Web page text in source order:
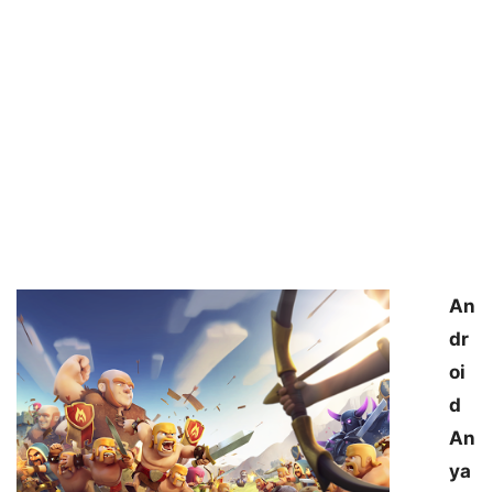
An
dr
oi
d
An
ya